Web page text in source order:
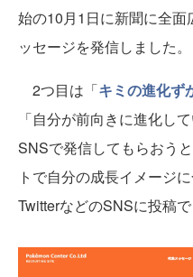
始の10月1日に新聞に全面
ッセージを発信しました。
2つ目は「キミの進化ず
「自分が前向きに進化し
SNSで発信してもらおう
トで自分の成長イメージ
TwitterなどのSNSに投稿